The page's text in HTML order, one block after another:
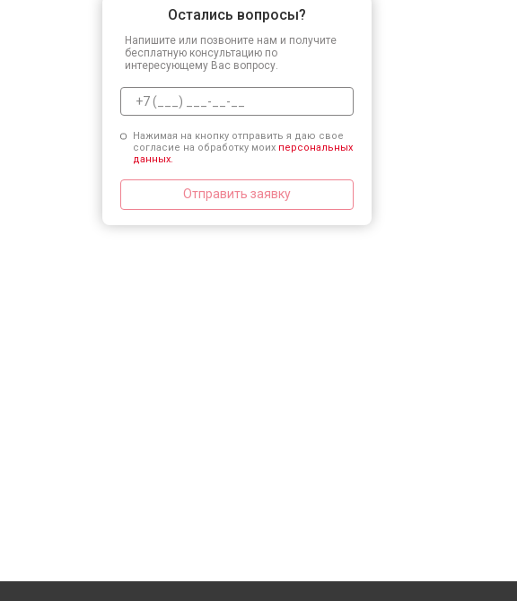
Остались вопросы?
Напишите или позвоните нам и получите
бесплатную консультацию по
интересующему Вас вопросу.
Нажимая на кнопку отправить я даю свое
согласие на обработку моих персональных
данных.
Отправить заявку